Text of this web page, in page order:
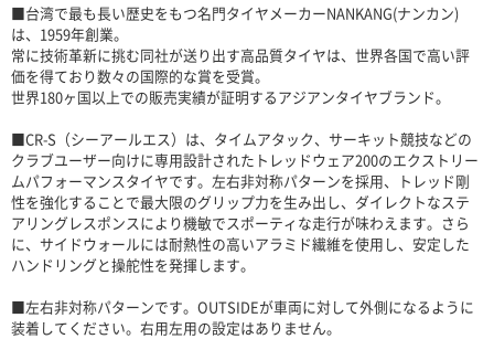
■台湾で最も長い歴史をもつ名門タイヤメーカーNANKANG(ナンカン)
は、1959年創業。
常に技術革新に挑む同社が送り出す高品質タイヤは、世界各国で高い評
価を得ており数々の国際的な賞を受賞。
世界180ヶ国以上での販売実績が証明するアジアンタイヤブランド。
■CR-S（シーアールエス）は、タイムアタック、サーキット競技などの
クラブユーザー向けに専用設計されたトレッドウェア200のエクストリー
ムパフォーマンスタイヤです。左右非対称パターンを採用、トレッド剛
性を強化することで最大限のグリップ力を生み出し、ダイレクトなステ
アリングレスポンスにより機敏でスポーティな走行が味わえます。さら
に、サイドウォールには耐熱性の高いアラミド繊維を使用し、安定した
ハンドリングと操舵性を発揮します。
■左右非対称パターンです。OUTSIDEが車両に対して外側になるように
装着してください。右用左用の設定はありません。